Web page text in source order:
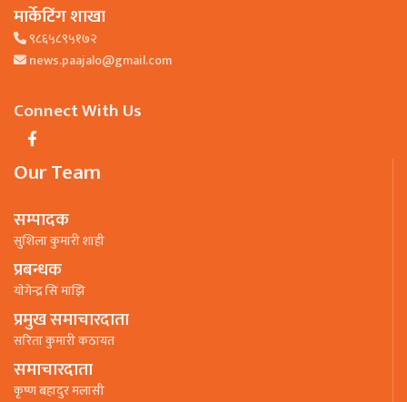
मार्केटिंग शाखा
९८६५८९५१७२
news.paajalo@gmail.com
Connect With Us
Our Team
सम्पादक
सुशिला कुमारी शाही
प्रबन्धक
याेगेन्द्र सिं माझि
प्रमुख समाचारदाता
सरिता कुमारी कठायत
समाचारदाता
कृष्ण बहादुर मलासी